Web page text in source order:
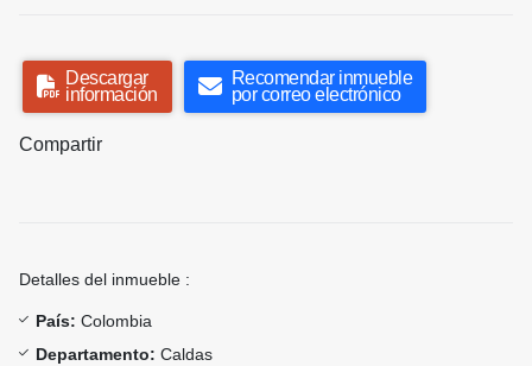
Descargar
información
Recomendar inmueble
por correo electrónico
Compartir
Detalles del inmueble :
País: Colombia
Departamento: Caldas